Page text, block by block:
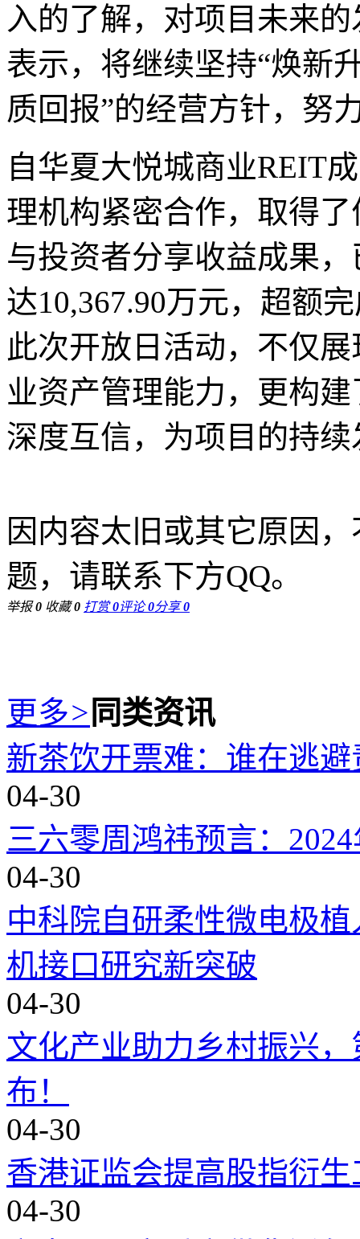
入的了解，对项目未来
表示，将继续坚持“焕新
质回报”的经营方针，努
自华夏大悦城商业REIT
理机构紧密合作，取得
与投资者分享收益成果
达10,367.90万元，超额
此次开放日活动，不仅
业资产管理能力，更构
深度互信，为项目的持
因内容太旧或其它原因
题，请联系下方QQ。
举报0 收藏0 打赏0评论0分享0
更多> 同类资讯
新茶饮开票难：谁在逃
04-30
三六零周鸿祎预言：
04-30
中科院自研柔性微电极植
机接口研究新突破
04-30
文化产业助力乡村振兴
布！
04-30
香港证监会提高股指衍
04-30